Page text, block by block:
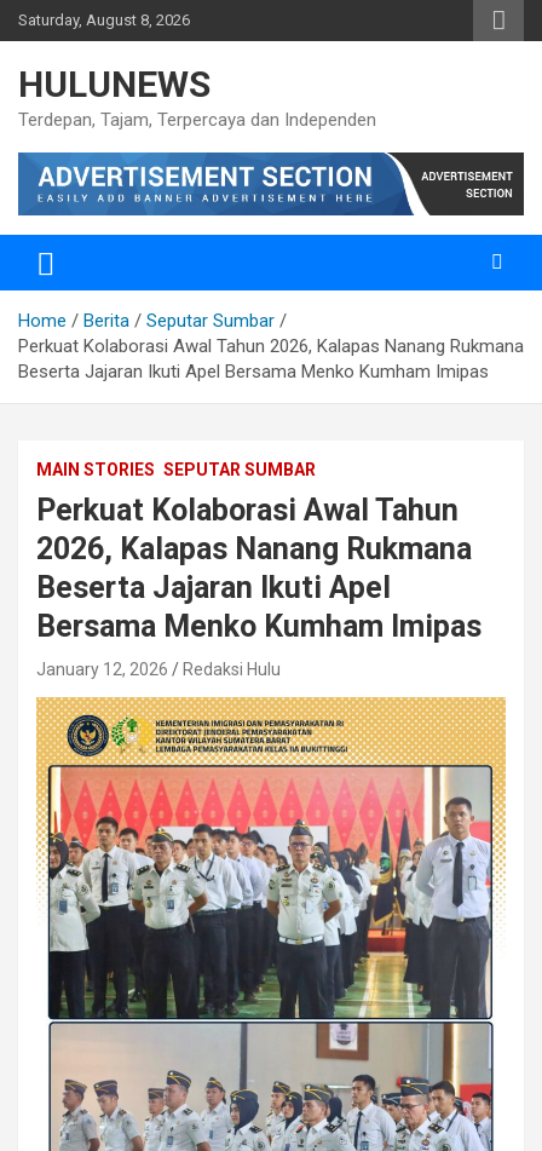
Skip
to
Saturday, August 8, 2026
HULUNEWS
Terdepan, Tajam, Terpercaya dan Independen
Home Berita
Seputar Sumbar
Perkuat Kolaborasi Awal Tahun 2026, Kalapas Nanang Rukmana
Beserta Jajaran Ikuti Apel Bersama Menko Kumham Imipas
MAIN STORIES SEPUTAR SUMBAR
Perkuat Kolaborasi Awal Tahun
2026, Kalapas Nanang Rukmana
Beserta Jajaran Ikuti Apel
Bersama Menko Kumham Imipas
January 12, 2026 Redaksi Hulu